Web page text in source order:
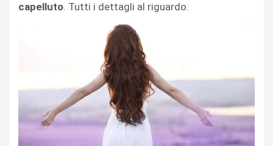
capelluto. Tutti i dettagli al riguardo.